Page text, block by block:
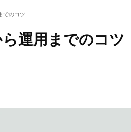
でのコツ
運用までのコツ